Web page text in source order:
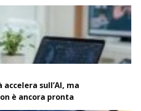
sull’AI, ma
è ancora pronta